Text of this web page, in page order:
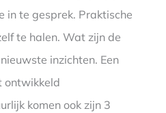
in te gesprek. Praktische
te halen. Wat zijn de
inzichten. Een
ontwikkeld
komen ook zijn 3